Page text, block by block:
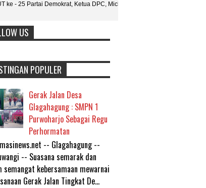
Ketua DPC, Michael : Momentum Peduli Sosial dan
US
POPULER
Gerak Jalan Desa
Glagahagung : SMPN 1
Purwoharjo Sebagai Regu
Perhormatan
-- Glagahagung --
-- Suasana semarak dan
semangat kebersamaan mewarnai
Gerak Jalan Tingkat De...